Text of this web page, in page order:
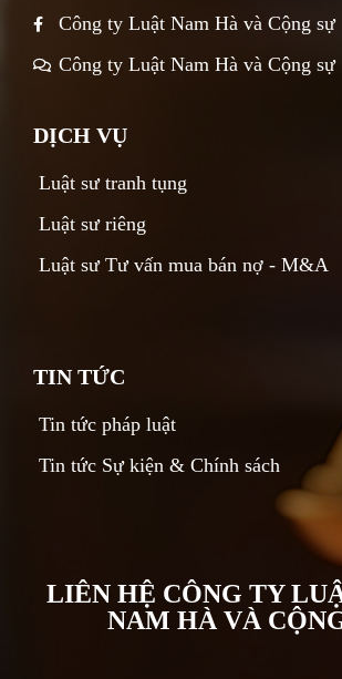
Công ty Luật Nam Hà và Cộng sự
Công ty Luật Nam Hà và Cộng sự
DỊCH VỤ
Luật sư tranh tụng
Luật sư riêng
Luật sư Tư vấn mua bán nợ - M&A
TIN TỨC
Tin tức pháp luật
Tin tức Sự kiện & Chính sách
LIÊN HỆ CÔNG TY
NAM HÀ VÀ